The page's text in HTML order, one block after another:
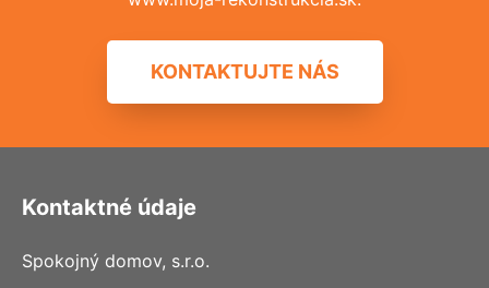
KONTAKTUJTE NÁS
Kontaktné údaje
Spokojný domov, s.r.o.